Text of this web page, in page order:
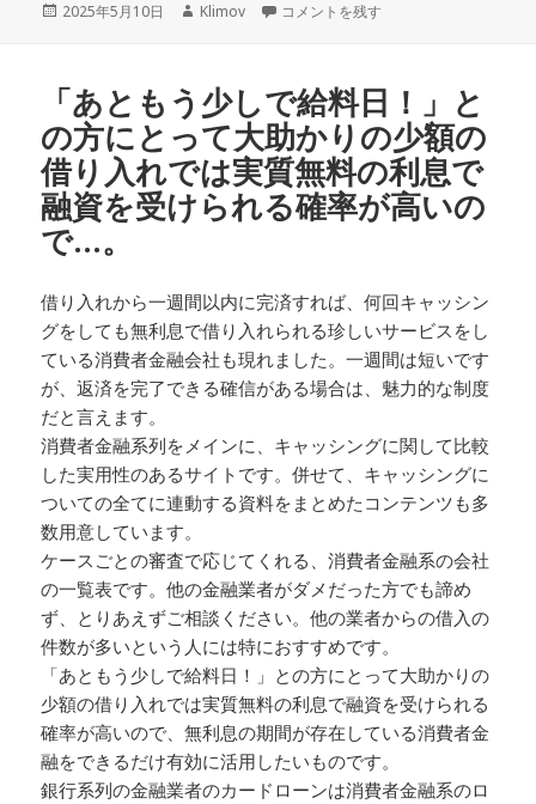
投
2025年5月10日
作
Klimov 所得証明が必要か否かで金融会社を選
コメントを残す
「あともう少しで給料日！」と
の方にとって大助かりの少額の
借り入れでは実質無料の利息で
融資を受けられる確率が高いの
で…。
借り入れから一週間以内に完済すれば、何回キャッシン
グをしても無利息で借り入れられる珍しいサービスをし
ている消費者金融会社も現れました。一週間は短いです
が、返済を完了できる確信がある場合は、魅力的な制度
だと言えます。
消費者金融系列をメインに、キャッシングに関して比較
した実用性のあるサイトです。併せて、キャッシングに
ついての全てに連動する資料をまとめたコンテンツも多
数用意しています。
ケースごとの審査で応じてくれる、消費者金融系の会社
の一覧表です。他の金融業者がダメだった方でも諦め
ず、とりあえずご相談ください。他の業者からの借入の
件数が多いという人には特におすすめです。
「あともう少しで給料日！」との方にとって大助かりの
少額の借り入れでは実質無料の利息で融資を受けられる
確率が高いので、無利息の期間が存在している消費者金
融をできるだけ有効に活用したいものです。
銀行系列の金融業者のカードローンは消費者金融系のロ